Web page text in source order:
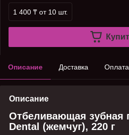
1 400 ₸ от 10 шт.
Описание Доставка Оплата
Описание
Отбеливающая зубная
Dental (жемчуг), 220 г